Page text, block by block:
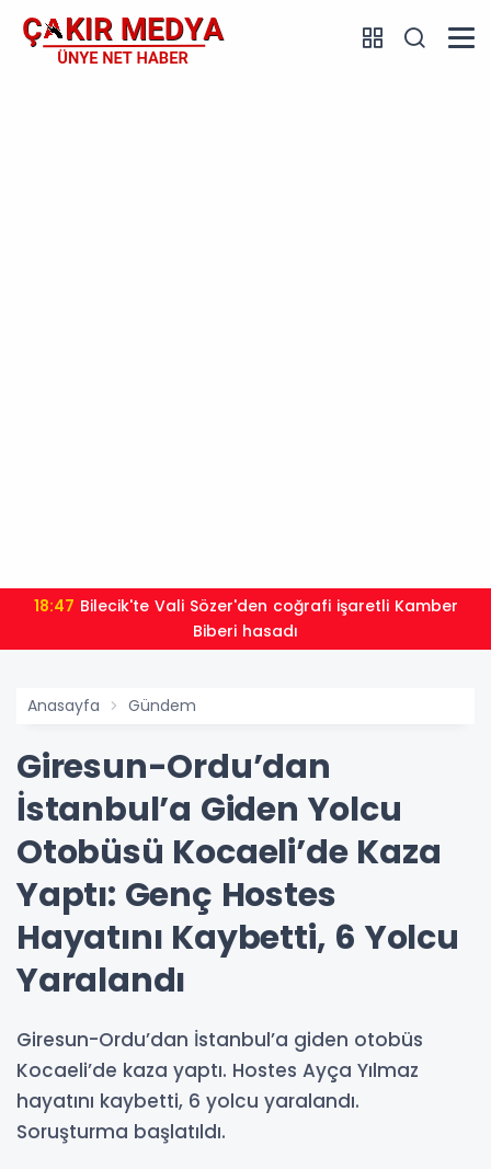
19:08Ordu İl Tarım Müdürlüğü'nden Üreticiye Kritik
Uyarı: Fındığı Erken Toplamayın
Anasayfa Gündem
Giresun-Ordu’dan
İstanbul’a Giden Yolcu
Otobüsü Kocaeli’de Kaza
Yaptı: Genç Hostes
Hayatını Kaybetti, 6 Yolcu
Yaralandı
Giresun-Ordu’dan İstanbul’a giden otobüs
Kocaeli’de kaza yaptı. Hostes Ayça Yılmaz
hayatını kaybetti, 6 yolcu yaralandı.
Soruşturma başlatıldı.